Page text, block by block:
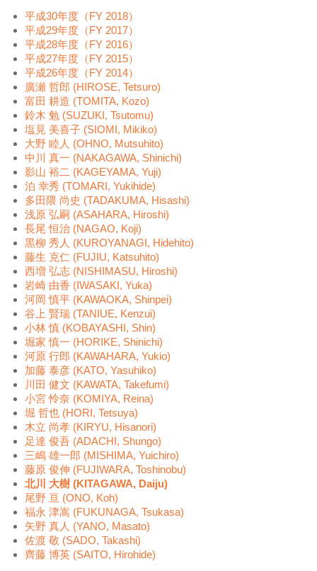
平成30年度（FY 2018）
平成29年度（FY 2017）
平成28年度（FY 2016）
平成27年度（FY 2015）
平成26年度（FY 2014）
廣瀬 哲郎 (HIROSE, Tetsuro)
富田 耕造 (TOMITA, Kozo)
鈴木 勉 (SUZUKI, Tsutomu)
塩見 美喜子 (SIOMI, Mikiko)
大野 睦人 (OHNO, Mutsuhito)
中川 真一 (NAKAGAWA, Shinichi)
影山 裕二 (KAGEYAMA, Yuji)
泊 幸秀 (TOMARI, Yukihide)
多田隈 尚史 (TADAKUMA, Hisashi)
浅原 弘嗣 (ASAHARA, Hiroshi)
長尾 恒治 (NAGAO, Koji)
黒柳 秀人 (KUROYANAGI, Hidehito)
藤生 克仁 (FUJIU, Katsuhito)
西増 弘志 (NISHIMASU, Hiroshi)
岩崎 由香 (IWASAKI, Yuka)
河岡 慎平 (KAWAOKA, Shinpei)
谷上 賢瑞 (TANIUE, Kenzui)
小林 慎 (KOBAYASHI, Shin)
堀家 慎一 (HORIKE, Shinichi)
河原 行郎 (KAWAHARA, Yukio)
加藤 泰彦 (KATO, Yasuhiko)
川田 健文 (KAWATA, Takefumi)
小宮 怜奈 (KOMIYA, Reina)
堀 哲也 (HORI, Tetsuya)
木立 尚孝 (KIRYU, Hisanori)
足達 俊吾 (ADACHI, Shungo)
三嶋 雄一郎 (MISHIMA, Yuichiro)
藤原 俊伸 (FUJIWARA, Toshinobu)
北川 大樹 (KITAGAWA, Daiju)
尾野 亘 (ONO, Koh)
福永 津嵩 (FUKUNAGA, Tsukasa)
矢野 真人 (YANO, Masato)
佐渡 敬 (SADO, Takashi)
齊藤 博英 (SAITO, Hirohide)